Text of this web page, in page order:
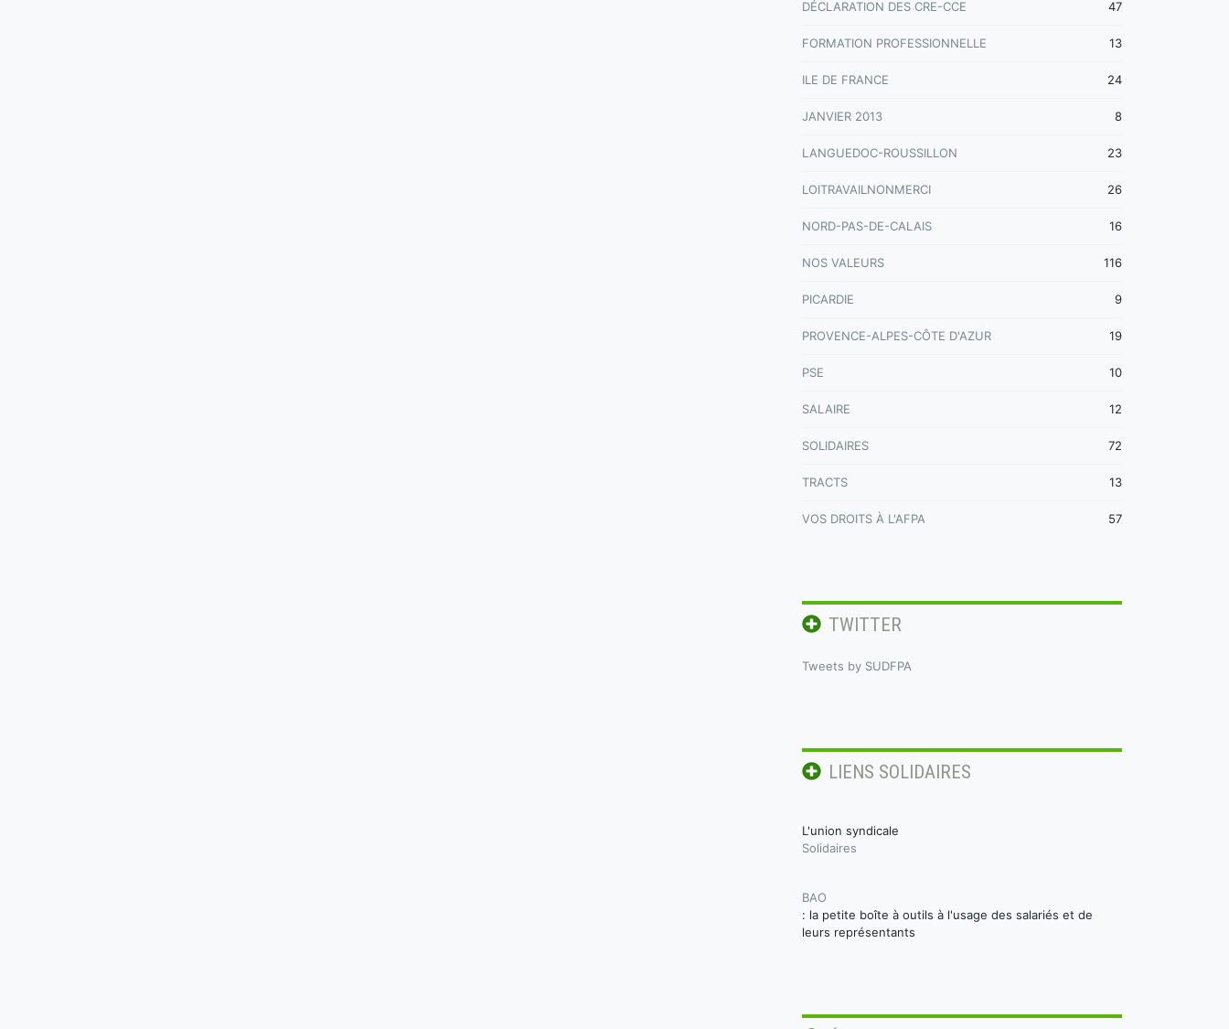
DÉCLARATION DES CRE-CCE 47
FORMATION PROFESSIONNELLE 13
ILE DE FRANCE 24
JANVIER 2013 8
LANGUEDOC-ROUSSILLON 23
LOITRAVAILNONMERCI 26
NORD-PAS-DE-CALAIS 16
NOS VALEURS 116
PICARDIE 9
PROVENCE-ALPES-CÔTE D'AZUR 19
PSE 10
SALAIRE 12
SOLIDAIRES 72
TRACTS 13
VOS DROITS À L'AFPA 57
TWITTER
Tweets by SUDFPA
LIENS SOLIDAIRES
L'union syndicale
Solidaires
BAO
: la petite boîte à outils à l'usage des salariés et de
leurs représentants